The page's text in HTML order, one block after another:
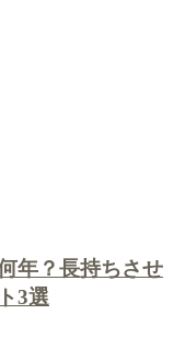
年？長持ちさせ
3選